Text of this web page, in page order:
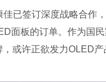
已签订深度战略合作
面板的订单。作为国
或许正欲发力OLED